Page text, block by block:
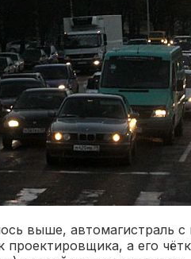
выше, автомагистраль
а его